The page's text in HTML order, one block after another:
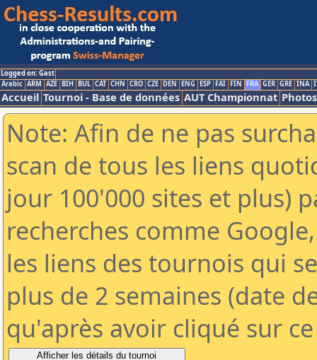
Logged on: Gast
Arabic ARM AZE BIH BUL CAT CHN CRO CZE DEN ENG ESP FAI FIN FRA GER GRE INA
Accueil Tournoi - Base de données AUT Championnat Photos
Note: Afin de ne pas
scan de tous les liens
jour 100'000 sites et plus)
recherches comme
les liens des tournois qui
plus de 2 semaines (date
qu'après avoir cliqué sur